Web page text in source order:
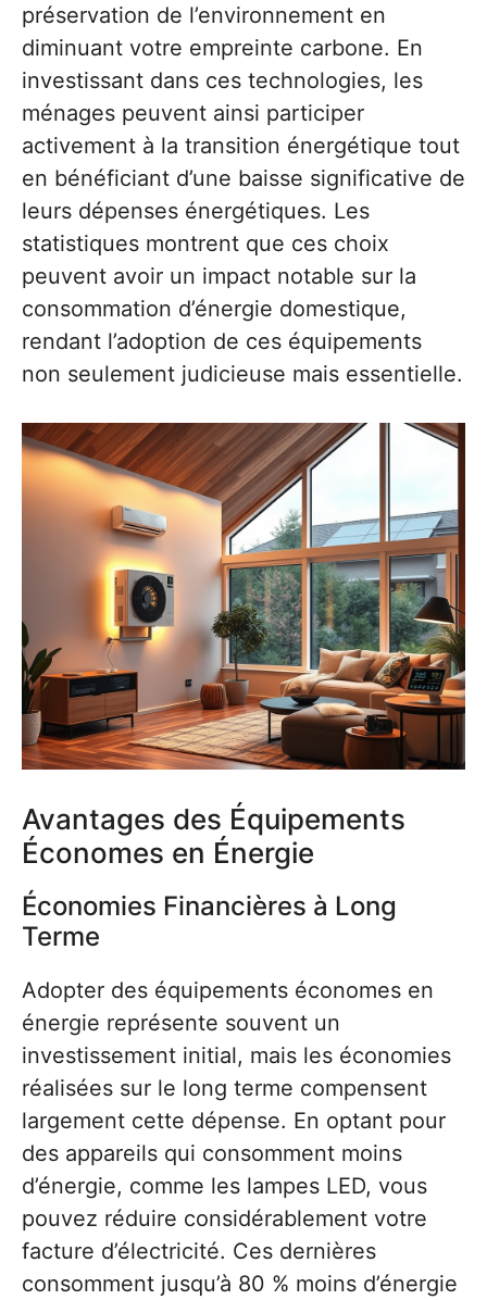
préservation de l’environnement en
diminuant votre empreinte carbone. En
investissant dans ces technologies, les
ménages peuvent ainsi participer
activement à la transition énergétique tout
en bénéficiant d’une baisse significative de
leurs dépenses énergétiques. Les
statistiques montrent que ces choix
peuvent avoir un impact notable sur la
consommation d’énergie domestique,
rendant l’adoption de ces équipements
non seulement judicieuse mais essentielle.
Avantages des Équipements
Économes en Énergie
Économies Financières à Long
Terme
Adopter des équipements économes en
énergie représente souvent un
investissement initial, mais les économies
réalisées sur le long terme compensent
largement cette dépense. En optant pour
des appareils qui consomment moins
d’énergie, comme les lampes LED, vous
pouvez réduire considérablement votre
facture d’électricité. Ces dernières
consomment jusqu’à 80 % moins d’énergie